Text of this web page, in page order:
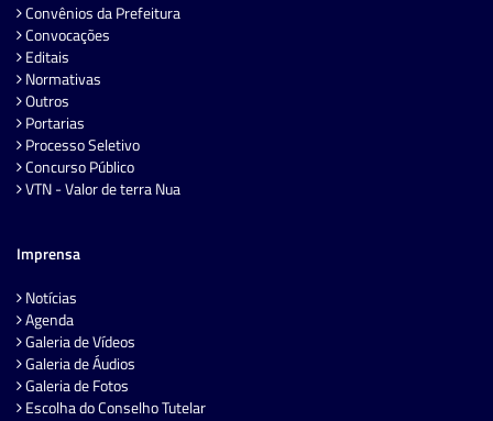
Convênios da Prefeitura
Convocações
Editais
Normativas
Outros
Portarias
Processo Seletivo
Concurso Público
VTN - Valor de terra Nua
Imprensa
Notícias
Agenda
Galeria de Vídeos
Galeria de Áudios
Galeria de Fotos
Escolha do Conselho Tutelar